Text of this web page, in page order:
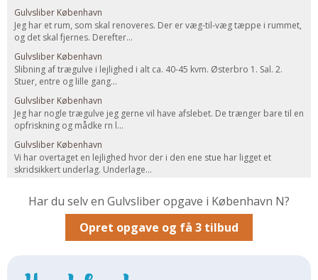
Varme Og Energi
Andet
MALER
Indendørs
Udendørs
Kan Det Males?
MURER
Nybygning
Om Materialer
GLARMESTER
Gulvsliber København
Jeg har et rum, som skal renoveres. Der er væg-til-væg tæppe i rummet,
og det skal fjernes. Derefter...
Gulvsliber København
Slibning af trægulve i lejlighed i alt ca. 40-45 kvm. Østerbro 1. Sal. 2.
Stuer, entre og lille gang...
Gulvsliber København
Jeg har nogle trægulve jeg gerne vil have afslebet. De trænger bare til en
opfriskning og mådke rn l...
Gulvsliber København
Vi har overtaget en lejlighed hvor der i den ene stue har ligget et
skridsikkert underlag. Underlage...
Har du selv en Gulvsliber opgave i København N?
Opret opgave og få 3 tilbud